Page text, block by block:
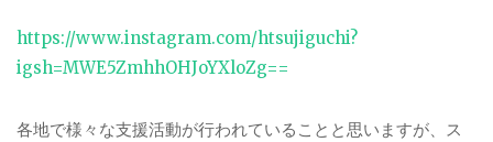
https://www.instagram.com/htsujiguchi?
igsh=MWE5ZmhhOHJoYXloZg==
各地で様々な支援活動が行われていることと思いますが、ス